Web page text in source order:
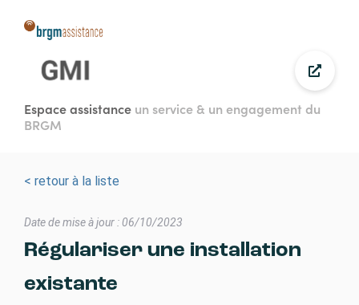
principal
Espace assistance un service & un engagement du
BRGM
< retour à la liste
Date de mise à jour : 06/10/2023
Régulariser une installation
existante